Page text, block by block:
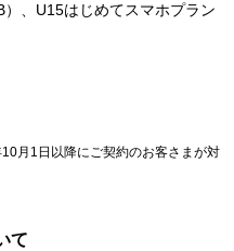
、U15はじめてスマホプラン
月1日以降にご契約のお客さまが対
て